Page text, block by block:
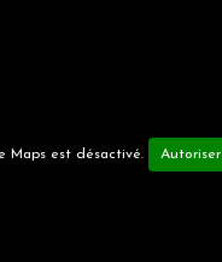
Maps est désactivé. Autoriser